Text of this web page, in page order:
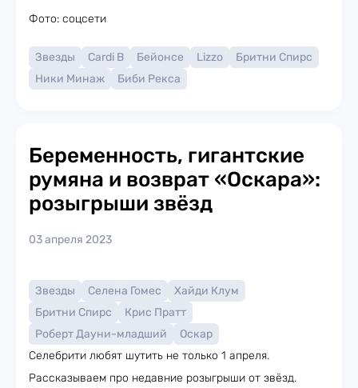
Фото: соцсети
Звезды Cardi B Бейонсе Lizzo
Бритни Спирс
Ники Минаж
Биби Рекса
Беременность, гигантские
румяна и возврат «Оскара»:
розыгрыши звёзд
03 апреля 2023
Звезды Селена Гомес
Хайди Клум
Бритни Спирс
Крис Пратт
Роберт Дауни-младший
Оскар
Селебрити любят шутить не только 1 апреля.
Рассказываем про недавние розыгрыши от звёзд.